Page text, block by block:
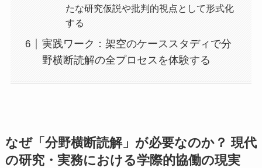
たな研究仮説や批判的視点として形式化
する
実践ワーク：架空のケーススタディで分
野横断読解の全プロセスを体験する
なぜ「分野横断読解」が必要なのか？ 現代
の研究・実務における学際的協働の現実